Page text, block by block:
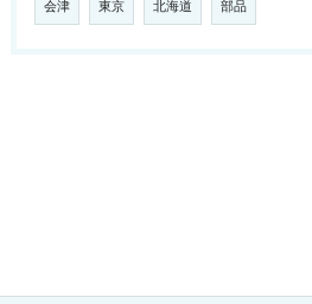
会津 東京 北海道 部品